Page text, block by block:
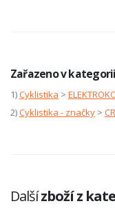
Zařazeno v kategorii
1)Cyklistika >
2)Cyklistika - značky >
Dalšízboží z